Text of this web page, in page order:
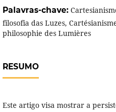
Palavras-chave:
filosofia das Luzes,
philosophie des Lumières
RESUMO
Este artigo visa mostrar a